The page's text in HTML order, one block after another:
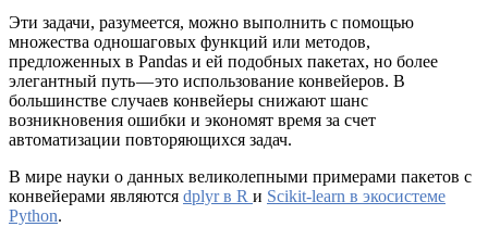
Эти задачи, разумеется, можно выполнить с помощью
множества одношаговых функций или методов,
предложенных в Pandas и ей подобных пакетах, но более
элегантный путь — это использование конвейеров. В
большинстве случаев конвейеры снижают шанс
возникновения ошибки и экономят время за счет
автоматизации повторяющихся задач.
В мире науки о данных великолепными примерами пакетов с
конвейерами являются dplyr в R и Scikit-learn в экосистеме
Python.